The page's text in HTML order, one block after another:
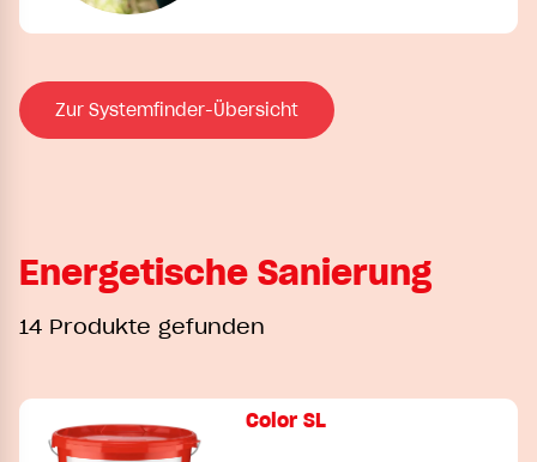
Zur Systemfinder-Übersicht
Energetische Sanierung
14 Produkte gefunden
Color SL